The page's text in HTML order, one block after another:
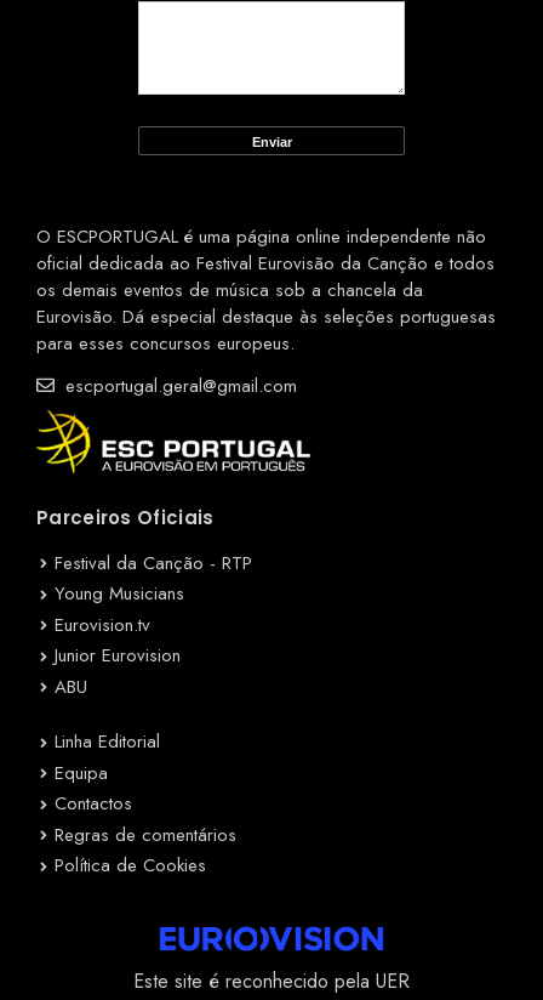
O ESCPORTUGAL é uma página online independente não
oficial dedicada ao Festival Eurovisão da Canção e todos
os demais eventos de música sob a chancela da
Eurovisão. Dá especial destaque às seleções portuguesas
para esses concursos europeus.
escportugal.geral@gmail.com
Parceiros Oficiais
Festival da Canção - RTP
Young Musicians
Eurovision.tv
Junior Eurovision
ABU
Linha Editorial
Equipa
Contactos
Regras de comentários
Política de Cookies
Este site é reconhecido pela UER